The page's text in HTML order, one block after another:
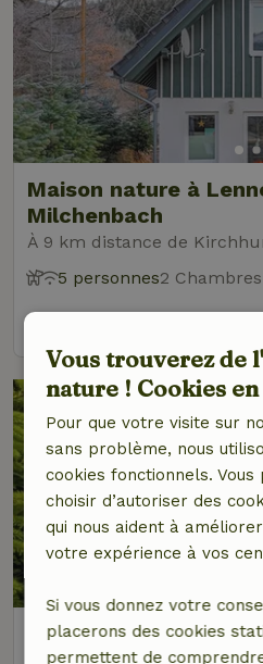
Maison nature à
Milchenbach
À 9 km distance de
5 personnes2
Maison nature à
Vous trouverez de
nature ! Cookies
Pour que votre visite sur
sans problème, nous
cookies fonctionnels.
choisir d’autoriser des
qui nous aident à
votre expérience à vos
Si vous donnez votre
placerons des cookies
permettent de